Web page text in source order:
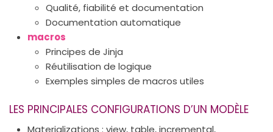
Qualité, fiabilité et documentation
Documentation automatique
macros
Principes de Jinja
Réutilisation de logique
Exemples simples de macros utiles
LES PRINCIPALES CONFIGURATIONS D’UN MODÈLE
Materializations : view, table, incremental,